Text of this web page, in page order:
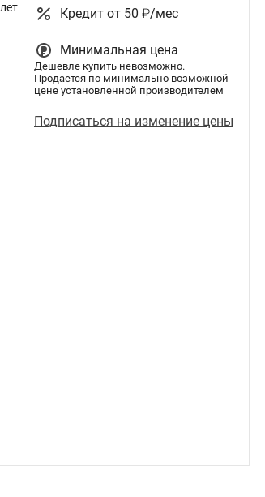
Кредит от 50 ₽/мес
Минимальная цена
Дешевле купить невозможно.
Продается по минимально возможной
цене установленной производителем
Подписаться на изменение цены